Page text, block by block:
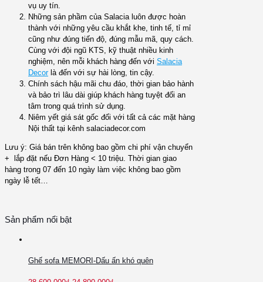
vụ uy tín.
Những sản phầm của Salacia luôn được hoàn
thành với những yêu cầu khắt khe, tinh tế, tỉ mỉ
cũng như đúng tiến độ, đúng mẫu mã, quy cách.
Cùng với đội ngũ KTS, kỹ thuật nhiều kinh
nghiệm, nên mỗi khách hàng đến với Salacia
Decorlà đến với sự hài lòng, tin cậy.
Chính sách hậu mãi chu đáo, thời gian bảo hành
và bảo trì lâu dài giúp khách hàng tuyệt đối an
tâm trong quá trình sử dụng.
Niêm yết giá sát gốc đối với tất cả các mặt hàng
Nội thất tại kênh salaciadecor.com
Lưu ý: Giá bán trên không bao gồm chi phí vận chuyển
+ lắp đặt nếu Đơn Hàng < 10 triệu. Thời gian giao
hàng trong 07 đến 10 ngày làm việc không bao gồm
ngày lễ tết…
Sản phẩm nổi bật
Ghế sofa MEMORI-Dấu ấn khó quên